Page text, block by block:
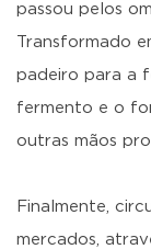
passou pelos
Transformado
padeiro para a
fermento e o
outras mãos
Finalmente,
mercados,